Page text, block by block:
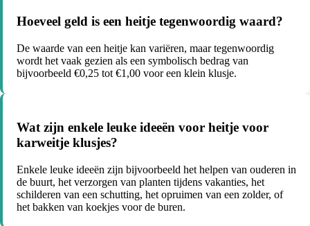
Hoeveel geld is een heitje tegenwoordig waard?
De waarde van een heitje kan variëren, maar tegenwoordig
wordt het vaak gezien als een symbolisch bedrag van
bijvoorbeeld €0,25 tot €1,00 voor een klein klusje.
Wat zijn enkele leuke ideeën voor heitje voor
karweitje klusjes?
Enkele leuke ideeën zijn bijvoorbeeld het helpen van ouderen in
de buurt, het verzorgen van planten tijdens vakanties, het
schilderen van een schutting, het opruimen van een zolder, of
het bakken van koekjes voor de buren.